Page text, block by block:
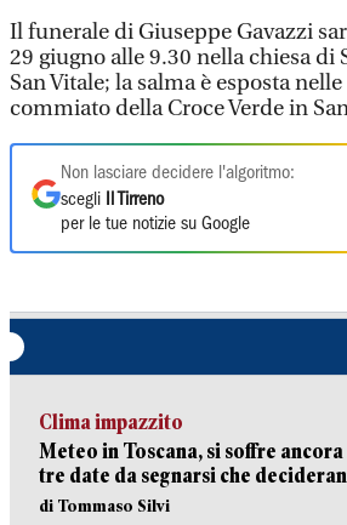
Il funerale di Giuseppe Gavazzi
29 giugno alle 9.30 nella chiesa di
San Vitale; la salma è esposta
commiato della Croce Verde in
Non lasciare decidere l'algoritmo:
scegli
Il Tirreno
per le tue notizie su Google
Clima impazzito
Meteo in Toscana, si soffre ancora
tre date da segnarsi che
di Tommaso Silvi